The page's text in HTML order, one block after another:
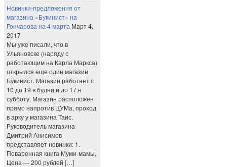
Новинки-предложения от
магазина «Букинист» на
Гончарова на 4 марта Март 4,
2017
Мы уже писали, что в
Ульяновске (наряду с
работающим на Карла Маркса)
открылся еще один магазин
Букинист. Магазин работает с
10 до 19 в будни и до 17 в
субботу. Магазин расположен
прямо напротив ЦУМа, проход
в арку у магазина Таис.
Руководитель магазина
Дмитрий Анисимов
представляет новинки: 1.
Поваренная книга Муми-мамы,
Цена — 200 рублей […]